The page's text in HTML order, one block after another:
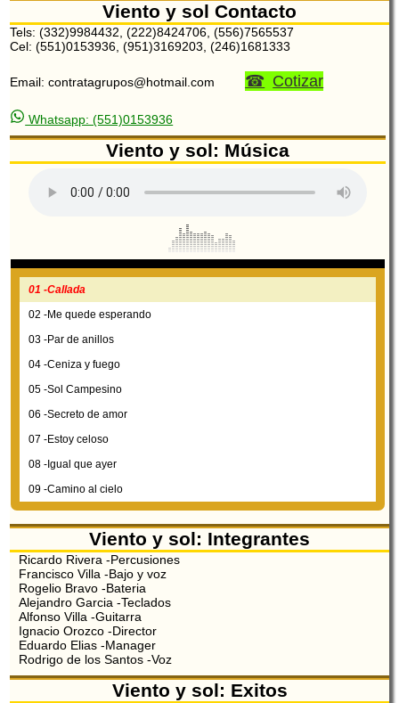
Viento y sol Contacto
Tels: (332)9984432, (222)8424706, (556)7565537
Cel: (551)0153936, (951)3169203, (246)1681333
Email: contratagrupos@hotmail.com Cotizar
Whatsapp: (551)0153936
Viento y sol: Música
01 -Callada
02 -Me quede esperando
03 -Par de anillos
04 -Ceniza y fuego
05 -Sol Campesino
06 -Secreto de amor
07 -Estoy celoso
08 -Igual que ayer
09 -Camino al cielo
Viento y sol: Integrantes
Ricardo Rivera -Percusiones
Francisco Villa -Bajo y voz
Rogelio Bravo -Bateria
Alejandro Garcia -Teclados
Alfonso Villa -Guitarra
Ignacio Orozco -Director
Eduardo Elias -Manager
Rodrigo de los Santos -Voz
Viento y sol: Exitos